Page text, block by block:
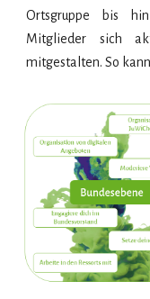
Ortsgruppe bis
Mitglieder sich
mitgestalten. So